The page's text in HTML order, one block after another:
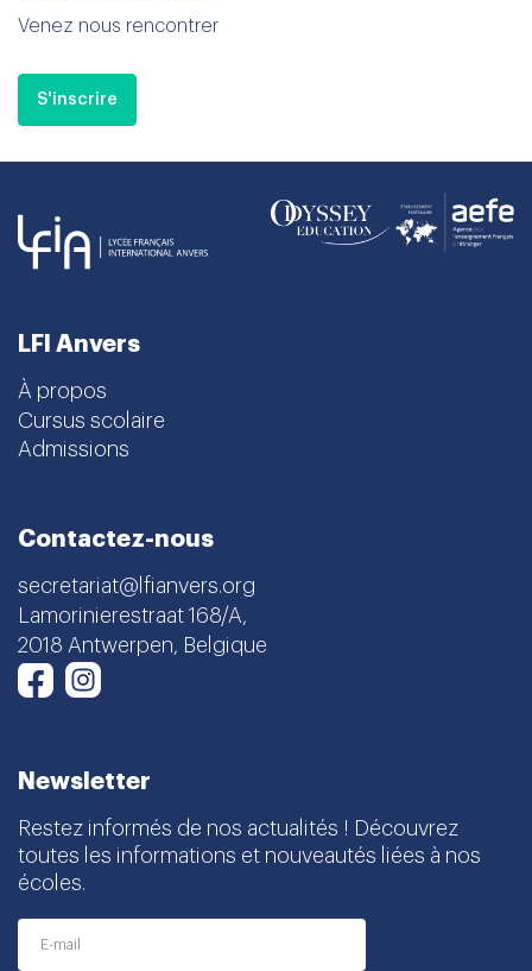
Venez nous rencontrer
S'inscrire
LFI Anvers
À propos
Cursus scolaire
Admissions
Contactez-nous
secretariat@lfianvers.org
Lamorinierestraat 168/A,
2018 Antwerpen, Belgique
FacebookInstagram
Newsletter
Restez informés de nos actualités ! Découvrez
toutes les informations et nouveautés liées à nos
écoles.